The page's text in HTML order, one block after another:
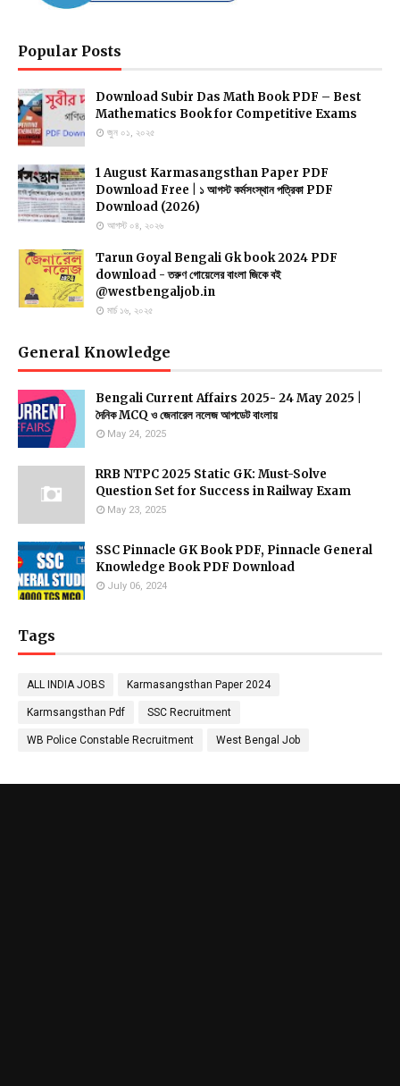
Popular Posts
Download Subir Das Math Book PDF – Best
Mathematics Book for Competitive Exams
জুন ০১, ২০২৫
1 August Karmasangsthan Paper PDF
Download Free | ১ আগস্ট কর্মসংস্থান পত্রিকা PDF
Download (2026)
আগস্ট ০৪, ২০২৬
Tarun Goyal Bengali Gk book 2024 PDF
download - তরুণ গোয়েলের বাংলা জিকে বই
@westbengaljob.in
মার্চ ১৬, ২০২৫
General Knowledge
Bengali Current Affairs 2025- 24 May 2025 |
দৈনিক MCQ ও জেনারেল নলেজ আপডেট বাংলায়
May 24, 2025
RRB NTPC 2025 Static GK: Must-Solve
Question Set for Success in Railway Exam
May 23, 2025
SSC Pinnacle GK Book PDF, Pinnacle General
Knowledge Book PDF Download
July 06, 2024
Tags
ALL INDIA JOBS Karmasangsthan Paper 2024
Karmsangsthan Pdf SSC Recruitment
WB Police Constable Recruitment West Bengal Job